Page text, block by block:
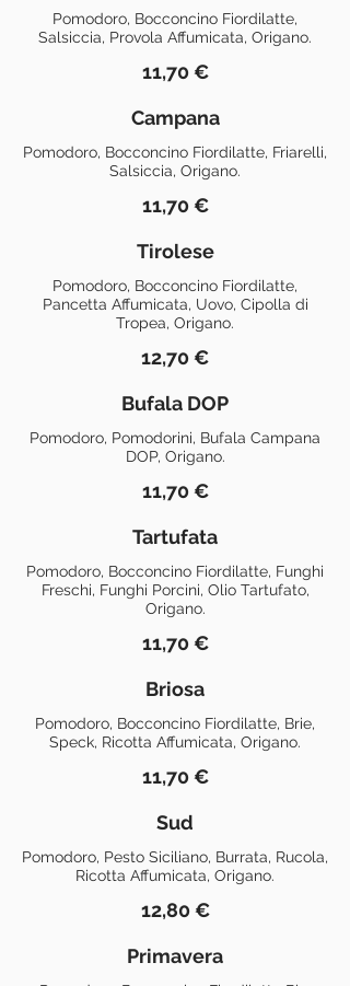
Pomodoro, Bocconcino Fiordilatte,
Salsiccia, Provola Affumicata, Origano.
11,70 €
Campana
Pomodoro, Bocconcino Fiordilatte, Friarelli,
Salsiccia, Origano.
11,70 €
Tirolese
Pomodoro, Bocconcino Fiordilatte,
Pancetta Affumicata, Uovo, Cipolla di
Tropea, Origano.
12,70 €
Bufala DOP
Pomodoro, Pomodorini, Bufala Campana
DOP, Origano.
11,70 €
Tartufata
Pomodoro, Bocconcino Fiordilatte, Funghi
Freschi, Funghi Porcini, Olio Tartufato,
Origano.
11,70 €
Briosa
Pomodoro, Bocconcino Fiordilatte, Brie,
Speck, Ricotta Affumicata, Origano.
11,70 €
Sud
Pomodoro, Pesto Siciliano, Burrata, Rucola,
Ricotta Affumicata, Origano.
12,80 €
Primavera